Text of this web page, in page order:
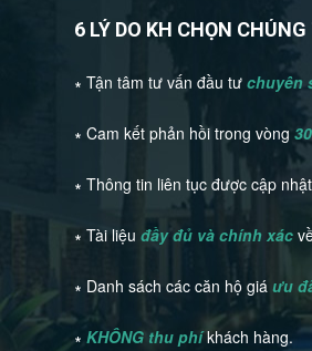
6 LÝ DO KH CHỌN CHÚNG
∗ Tận tâm tư vấn đầu tư chuyên
∗ Cam kết phản hồi trong vòng
∗ Thông tin liên tục được cập nhật
∗ Tài liệu đầy đủ và chính xác
∗ Danh sách các căn hộ giá ưu
∗ KHÔNG thu phíkhách hàng.